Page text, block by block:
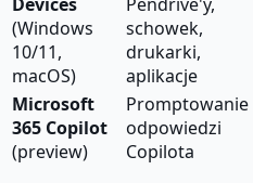
(Windows
10/11,
macOS)
schowek,
drukarki,
aplikacje
Microsoft
365 Copilot
(preview)
Promptowanie
odpowiedzi
Copilota